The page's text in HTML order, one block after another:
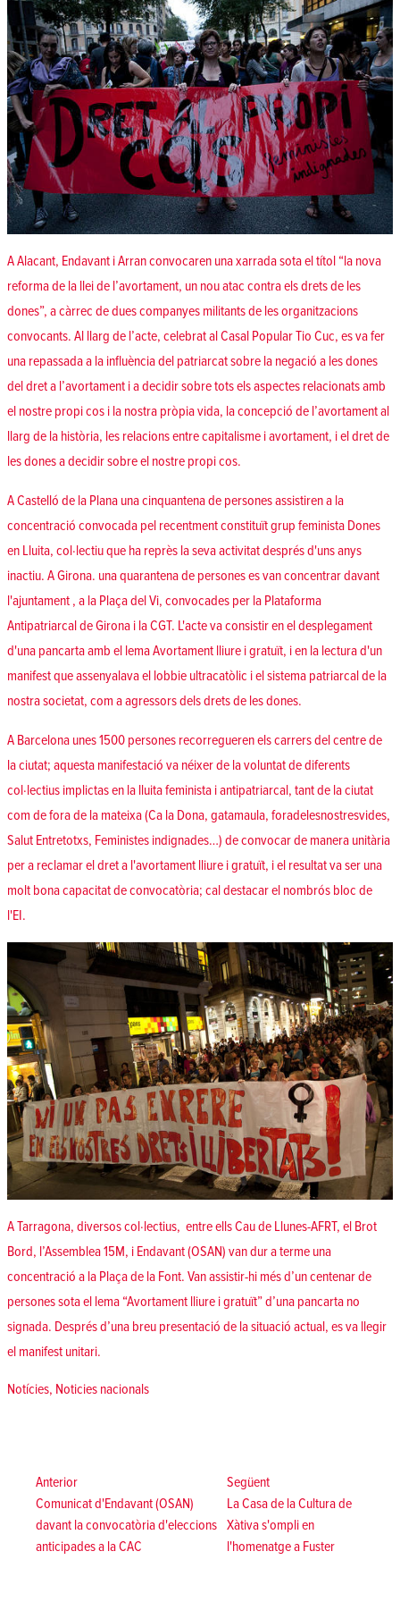
A Alacant, Endavant i Arran convocaren una xarrada sota el títol “la nova
reforma de la llei de l’avortament, un nou atac contra els drets de les
dones”, a càrrec de dues companyes militants de les organitzacions
convocants. Al llarg de l’acte, celebrat al Casal Popular Tio Cuc, es va fer
una repassada a la influència del patriarcat sobre la negació a les dones
del dret a l’avortament i a decidir sobre tots els aspectes relacionats amb
el nostre propi cos i la nostra pròpia vida, la concepció de l’avortament al
llarg de la història, les relacions entre capitalisme i avortament, i el dret de
les dones a decidir sobre el nostre propi cos.
A Castelló de la Plana una cinquantena de persones assistiren a la
concentració convocada pel recentment constituït grup feminista Dones
en Lluita, col·lectiu que ha reprès la seva activitat després d'uns anys
inactiu. A Girona. una quarantena de persones es van concentrar davant
l'ajuntament , a la Plaça del Vi, convocades per la Plataforma
Antipatriarcal de Girona i la CGT. L'acte va consistir en el desplegament
d'una pancarta amb el lema Avortament lliure i gratuït, i en la lectura d'un
manifest que assenyalava el lobbie ultracatòlic i el sistema patriarcal de la
nostra societat, com a agressors dels drets de les dones.
A Barcelona unes 1500 persones recorregueren els carrers del centre de
la ciutat; aquesta manifestació va néixer de la voluntat de diferents
col·lectius implictas en la lluita feminista i antipatriarcal, tant de la ciutat
com de fora de la mateixa (Ca la Dona, gatamaula, foradelesnostresvides,
Salut Entretotxs, Feministes indignades…) de convocar de manera unitària
per a reclamar el dret a l'avortament lliure i gratuït, i el resultat va ser una
molt bona capacitat de convocatòria; cal destacar el nombrós bloc de
l'EI.
A Tarragona, diversos col·lectius, entre ells Cau de Llunes-AFRT, el Brot
Bord, l’Assemblea 15M, i Endavant (OSAN) van dur a terme una
concentració a la Plaça de la Font. Van assistir-hi més d’un centenar de
persones sota el lema “Avortament lliure i gratuït” d’una pancarta no
signada. Després d’una breu presentació de la situació actual, es va llegir
el manifest unitari.
Posted in
Notícies, Noticies nacionals
d'entradesAnteriorAnterior:
Comunicat d'Endavant (OSAN)
davant la convocatòria d'eleccions
anticipades a la CAC
SegüentSegüent:
La Casa de la Cultura de
Xàtiva s'ompli en
l'homenatge a Fuster